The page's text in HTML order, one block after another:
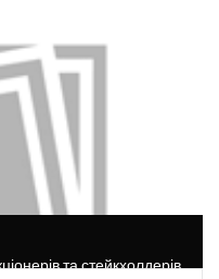
та стейкхолдерів